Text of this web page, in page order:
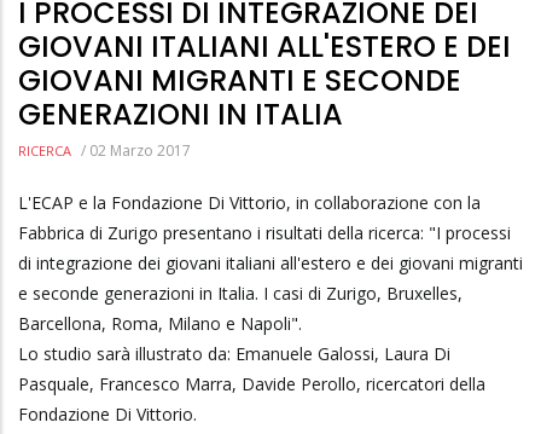
I PROCESSI DI INTEGRAZIONE DEI
GIOVANI ITALIANI ALL'ESTERO E DEI
GIOVANI MIGRANTI E SECONDE
GENERAZIONI IN ITALIA
RICERCA / 02 Marzo 2017
L'ECAP e la Fondazione Di Vittorio, in collaborazione con la
Fabbrica di Zurigo presentano i risultati della ricerca: "I processi
di integrazione dei giovani italiani all'estero e dei giovani migranti
e seconde generazioni in Italia. I casi di Zurigo, Bruxelles,
Barcellona, Roma, Milano e Napoli".
Lo studio sarà illustrato da: Emanuele Galossi, Laura Di
Pasquale, Francesco Marra, Davide Perollo, ricercatori della
Fondazione Di Vittorio.